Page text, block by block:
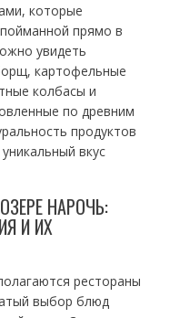
которые
прямо в
увидеть
картофельные
колбасы и
по древним
продуктов
вкус
НАРОЧЬ:
И ИХ
рестораны
выбор блюд